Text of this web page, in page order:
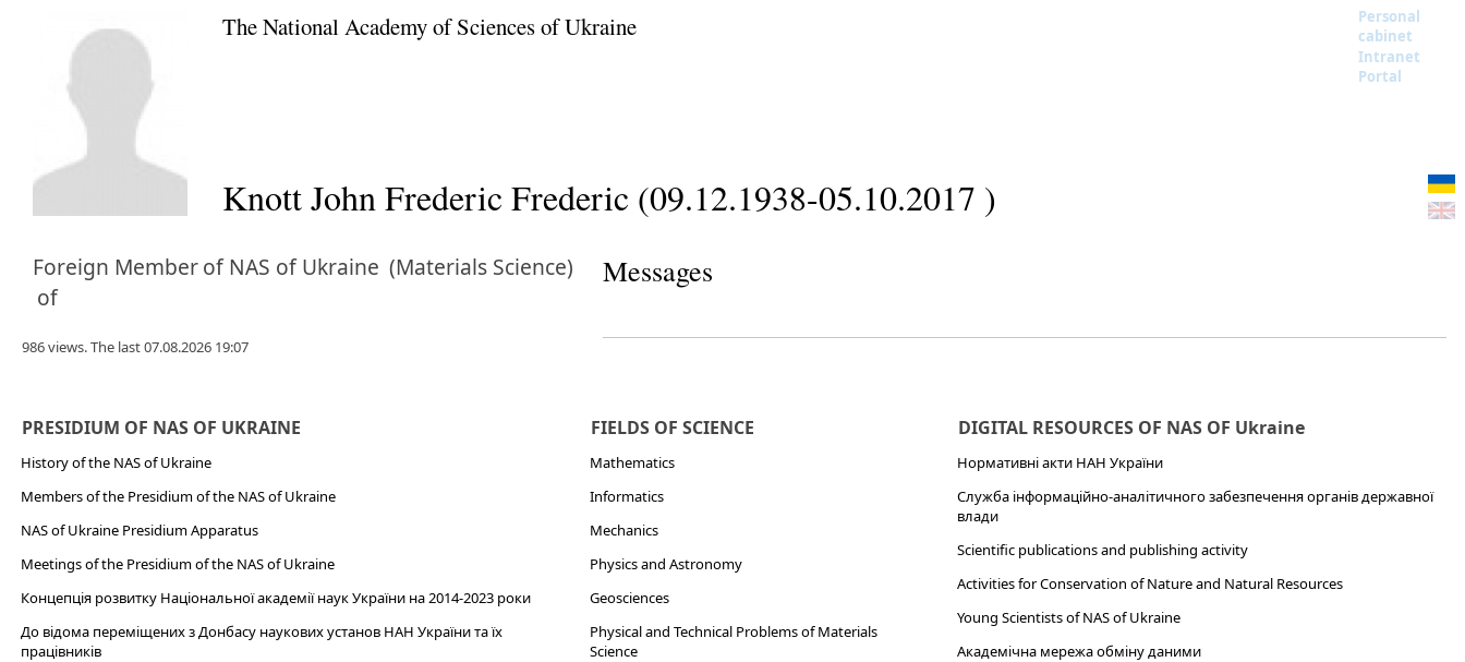
The National Academy of Sciences of Ukraine
Personal
cabinet
Intranet
Portal
Knott John Frederic Frederic (09.12.1938-05.10.2017 )
Foreign Memberof NAS of Ukraine (Materials Science)
of
986 views. The last 07.08.2026 19:07
Messages
PRESIDIUM OF NAS OF UKRAINE
History of the NAS of Ukraine
Members of the Presidium of the NAS of Ukraine
NAS of Ukraine Presidium Apparatus​
Meetings of the Presidium of the NAS of Ukraine
Концепція розвитку Національної академії наук України на 2014-2023 роки
До відома переміщених з Донбасу наукових установ НАН України та їх
працівників
FIELDS OF SCIENCE
Mathematics
Informatics
Mechanics
Physics and Astronomy
Geosciences
Physical and Technical Problems of Materials
Science
DIGITAL RESOURCES OF NAS OF Ukraine
Нормативні акти НАН України
Служба інформаційно-аналітичного забезпечення органів державної
влади
Scientific publications and publishing activity
Activities for Conservation of Nature and Natural Resources
Young Scientists of NAS of Ukraine
Академічна мережа обміну даними